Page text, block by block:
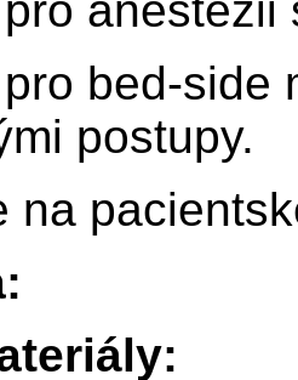
anestezii
bed-side
postupy.
na